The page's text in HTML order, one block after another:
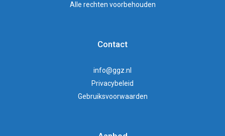
Alle rechten voorbehouden
Contact
info@ggz.nl
Privacybeleid
Gebruiksvoorwaarden